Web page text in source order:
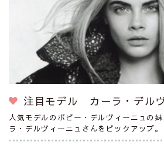
注目モデル カーラ・デル
人気モデルのポピー・デルヴィーニュの
ラ・デルヴィーニュさんをピックアップ。